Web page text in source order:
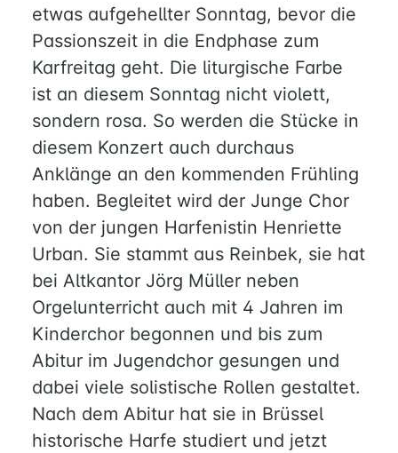
TRAUUNG
KONFIRMATION
BESTATTUNG
WIR
KIRCHENGEMEINDERAT
TEAM
MITEINANDER
LITERATURKREIS
BESUCHSKREIS
HÖREN
UND
LESEN
HÖREN
LESEN
etwas aufgehellter Sonntag, bevor die
Passionszeit in die Endphase zum
Karfreitag geht. Die liturgische Farbe
ist an diesem Sonntag nicht violett,
sondern rosa. So werden die Stücke in
diesem Konzert auch durchaus
Anklänge an den kommenden Frühling
haben. Begleitet wird der Junge Chor
von der jungen Harfenistin Henriette
Urban. Sie stammt aus Reinbek, sie hat
bei Altkantor Jörg Müller neben
Orgelunterricht auch mit 4 Jahren im
Kinderchor begonnen und bis zum
Abitur im Jugendchor gesungen und
dabei viele solistische Rollen gestaltet.
Nach dem Abitur hat sie in Brüssel
historische Harfe studiert und jetzt